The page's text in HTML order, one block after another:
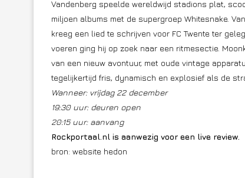
Vandenberg speelde wereldwijd stadions plat,
miljoen albums met de supergroep Whitesnake.
kreeg een lied te schrijven voor FC Twente ter
voeren ging hij op zoek naar een ritmesectie.
van een nieuw avontuur, met oude vintage
tegelijkertijd fris, dynamisch en explosief als de
Wanneer: vrijdag 22 december
19:30 uur: deuren open
20:15 uur: aanvang
Rockportaal.nl is aanwezig voor een live review.
bron: website hedon